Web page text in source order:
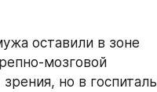
оставили в зоне
мозговой
но в госпиталь